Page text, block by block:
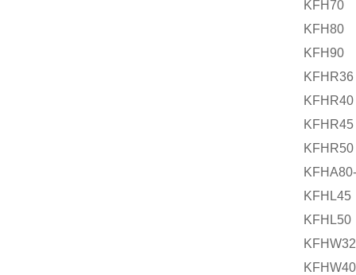
KFH70
KFH80
KFH90
KFHR36
KFHR40
KFHR45
KFHR50
KFHL45
KFHL50
KFHW32
KFHW40